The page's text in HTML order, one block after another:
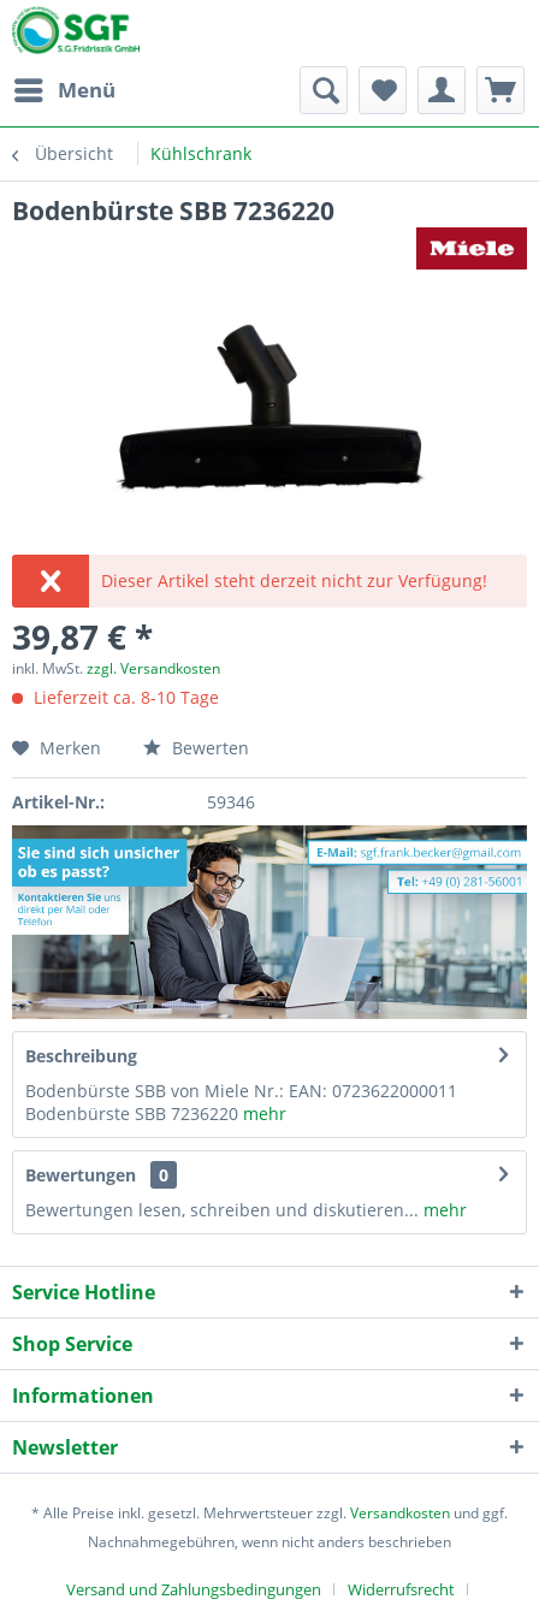
Menü
Übersicht Kühlschrank
Bodenbürste SBB 7236220
Dieser Artikel steht derzeit nicht zur Verfügung!
39,87 € *
inkl. MwSt.zzgl. Versandkosten
Lieferzeit ca. 8-10 Tage
Merken Bewerten
Artikel-Nr.: 59346
Beschreibung
Bodenbürste SBB von Miele Nr.: EAN: 0723622000011
Bodenbürste SBB 7236220 mehr
Bewertungen
0
Bewertungen lesen, schreiben und diskutieren... mehr
Service Hotline
Shop Service
Informationen
Newsletter
* Alle Preise inkl. gesetzl. Mehrwertsteuer zzgl.Versandkosten und ggf.
Nachnahmegebühren, wenn nicht anders beschrieben
Versand und Zahlungsbedingungen Widerrufsrecht